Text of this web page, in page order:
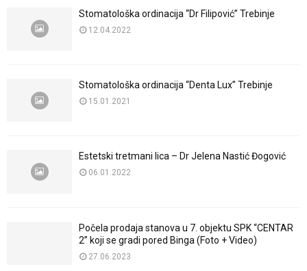
Stomatološka ordinacija “Dr Filipović” Trebinje
12.04.2022
Stomatološka ordinacija “Denta Lux” Trebinje
15.01.2021
Estetski tretmani lica – Dr Jelena Nastić Đogović
06.01.2022
Počela prodaja stanova u 7. objektu SPK “CENTAR
2” koji se gradi pored Binga (Foto + Video)
27.06.2023